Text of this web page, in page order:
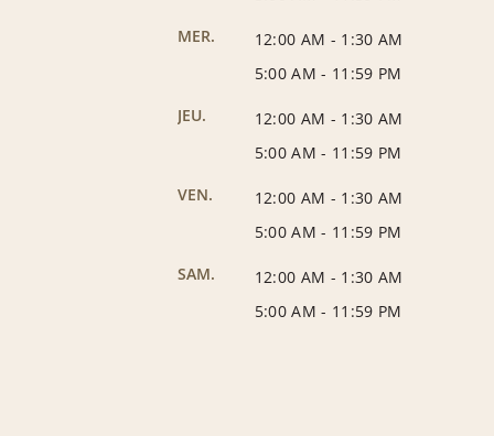
MER.
12:00 AM - 1:30 AM
5:00 AM - 11:59 PM
JEU.
12:00 AM - 1:30 AM
5:00 AM - 11:59 PM
VEN.
12:00 AM - 1:30 AM
5:00 AM - 11:59 PM
SAM.
12:00 AM - 1:30 AM
5:00 AM - 11:59 PM